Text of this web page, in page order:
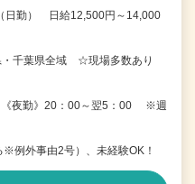
日勤） 日給12,500円～14,000
・千葉県全域 ☆現場多数あり
《夜勤》20：00～翌5：00 ※週
例外事由2号）、未経験OK！